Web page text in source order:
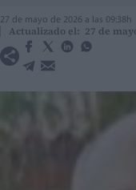
27 de mayo de 2026 a las 09:38h
Actualizado el: 27 de